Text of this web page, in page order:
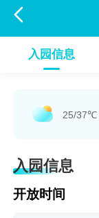

入园信息
25/37℃
入园信息
开放时间